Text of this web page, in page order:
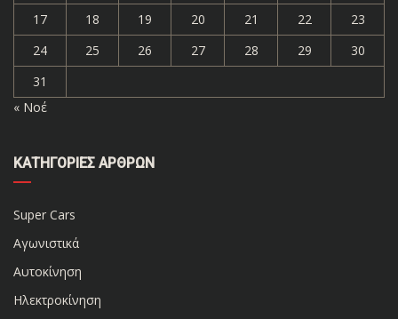
17
18 19 20 21 22
23
24
25 26 27 28 29
30
31
« Νοέ
ΚΑΤΗΓΟΡΊΕΣ ΆΡΘΡΩΝ
Super Cars
Αγωνιστικά
Αυτοκίνηση
Ηλεκτροκίνηση